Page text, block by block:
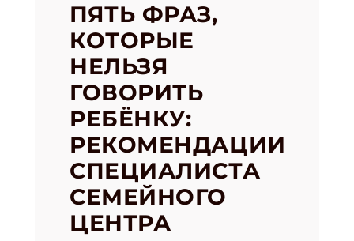
ПЯТЬ ФРАЗ,
КОТОРЫЕ
НЕЛЬЗЯ
ГОВОРИТЬ
РЕБЁНКУ:
РЕКОМЕНДАЦИИ
СПЕЦИАЛИСТА
СЕМЕЙНОГО
ЦЕНТРА